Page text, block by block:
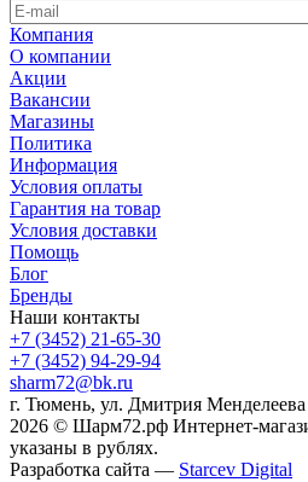
Компания
О компании
Акции
Вакансии
Магазины
Политика
Информация
Условия оплаты
Гарантия на товар
Условия доставки
Помощь
Блог
Бренды
Наши контакты
+7 (3452) 21-65-30
+7 (3452) 94-29-94
sharm72@bk.ru
г. Тюмень, ул. Дмитрия
2026 © Шарм72.рф Интернет-
указаны в рублях.
Разработка сайта — Starcev Digital